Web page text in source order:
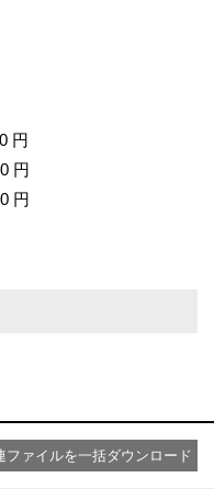
円
円
円
ファイルを一括ダウンロード